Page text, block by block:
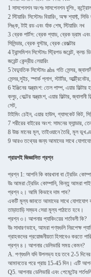
1 সাসপেনশন অংশঃ সাসপেনশন বুশিং,
2 স্টিয়ারিং সিস্টেমঃ বিয়ারিং, অক্ষ শ্যাফ্ট,
লিঙ্ক, টাই রড এবং র্যাক শেষ, স্টিয়ারিং নখ
3 ব্রেক পার্টস: ব্রেক প্যাড, ব্রেক ড্রাম
সিলিন্ডার, ব্রেক বুস্টার, ব্রেক রেজল্টার
4 ট্রান্সমিশন সিস্টেমঃ স্ট্রিপড জয়েন্ট, ক্লচ
জয়েন্ট কেন্দ্রীয় লেয়ারিং
5 বৈদ্যুতিক সিস্টেমঃ abs গতি সেন্সর,
সেন্সর,সুইচ, স্পার্ক প্লাগ, স্টার্টার,
6 ইঞ্জিনের যন্ত্রাংশ: তেল পাম্প, এয়ার
ক্লুচ, বেল্টের যন্ত্রাংশ, এয়ার ফিল্টার, জ্বালানী
সেট,
টাইমিং চেইন, এয়ার হাউস, গ্যাসকেট কিট,
7 শরীরের বাইরের অংশ: সামনের ফ্যান্ডার,
8 উচ্চ মানের মূল, তাইওয়ানে তৈরি, মূল
9 আরও তথ্যের জন্য আমাদের সাথে
প্রায়শই জিজ্ঞাসিত প্রশ্ন
প্রশ্ন 1: আপনি কি কারখানা বা ট্রেডিং
উঃ আমরা ট্রেডিং কোম্পানি, কিন্তু আমরা
প্রশ্ন ২। আমি কিভাবে দাম পাব?
একটি মূল্য জানতে আমাদের সাথে যোগাযোগ
তাড়াতাড়ি সম্ভব সেরা মূল্য পাঠাতে হবে।
প্রশ্ন ৩। আপনার প্যাকিংয়ের শর্তাবলী কি?
উঃ সাধারণভাবে, আমরা পণ্যগুলি নিরপেক্ষ
গ্রাহকদের প্রয়োজনীয়তা হিসাবেও করতে
প্রশ্ন ৪। আপনার ডেলিভারি সময় কেমন?
A. পণ্যগুলি যদি উপলভ্য হয় তবে 2-5 দিনের
আমানতের পরে প্রায় 15-45 দিন। এটি
Q5. আপনার ডেলিভারি এবং পেমেন্টের